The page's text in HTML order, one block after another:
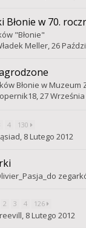
Błonie w 70.
"Błonie"
Meller,26
Błonie w Muzeum
,27 Września
4 130
, 8 Lutego 2012
2 3 4 126
, 8 Lutego 2012